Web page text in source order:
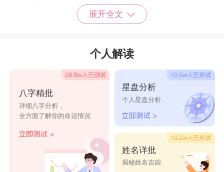
含芹 绿婕 茜幼
盈奇
盈静 伊丹 雯安
丽婷
明一
纯雨
薇岚
丽蒨
展开全文
个人解读
八字精批
详细八字分析，
全方面了解你的命运情况
星盘分析
个人星盘分析
姓名详批
揭秘姓名吉凶